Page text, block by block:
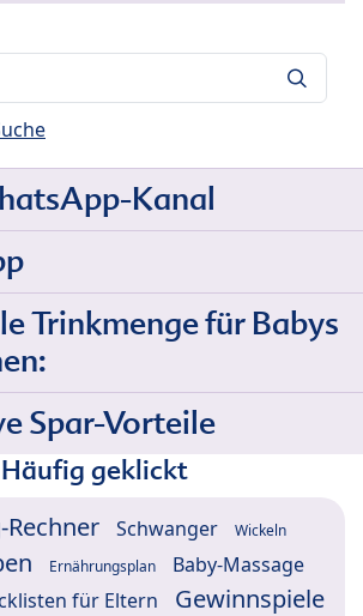
Kanal
Trinkmenge für Babys
Spar-Vorteile
Häufig geklickt
Rechner Schwanger Wickeln
Ernährungsplan Baby-Massage
für Eltern
Gewinnspiele